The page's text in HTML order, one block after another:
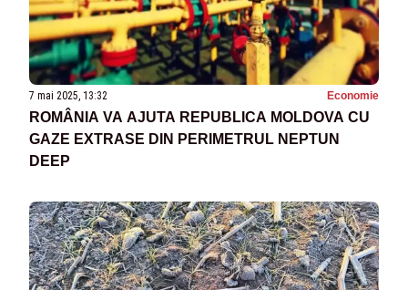
7 mai 2025, 13:32 Economie
ROMÂNIA VA AJUTA REPUBLICA MOLDOVA CU
GAZE EXTRASE DIN PERIMETRUL NEPTUN
DEEP